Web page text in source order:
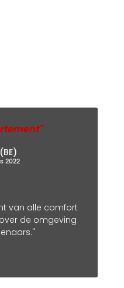
2022
van alle comfort
de omgeving